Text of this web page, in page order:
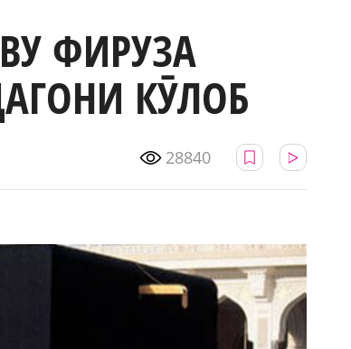
ФИРУЗА
КӮЛОБ
28840